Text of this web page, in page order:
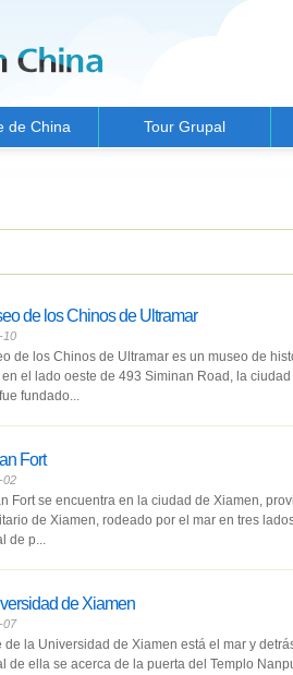
de China Tour Grupal
de los Chinos de Ultramar
10
de los Chinos de Ultramar es un museo de
el lado oeste de 493 Siminan Road, la
fundado...
Fort
02
Fort se encuentra en la ciudad de Xiamen,
de Xiamen, rodeado por el mar en tres
de p...
de Xiamen
07
de la Universidad de Xiamen está el mar y
de ella se acerca de la puerta del Templo